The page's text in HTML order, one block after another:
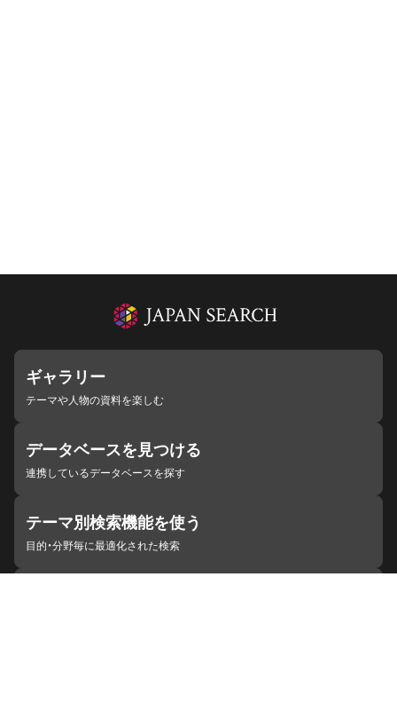
ギャラリー
テーマや人物の資料を楽しむ
データベースを見つける
連携しているデータベースを探す
テーマ別検索機能を使う
目的・分野毎に最適化された検索